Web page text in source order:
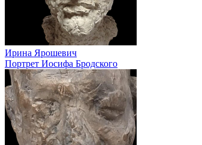
Ирина Ярошевич
Портрет Иосифа Бродского